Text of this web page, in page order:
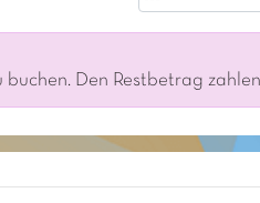
Den Restbetrag